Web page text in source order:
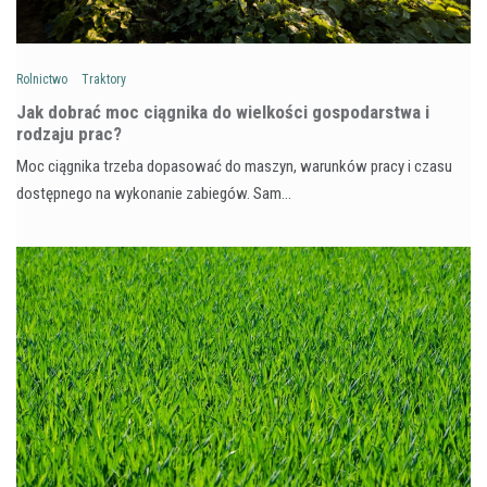
Rolnictwo Traktory
Jak dobrać moc ciągnika do wielkości gospodarstwa i
rodzaju prac?
Moc ciągnika trzeba dopasować do maszyn, warunków pracy i czasu
dostępnego na wykonanie zabiegów. Sam…